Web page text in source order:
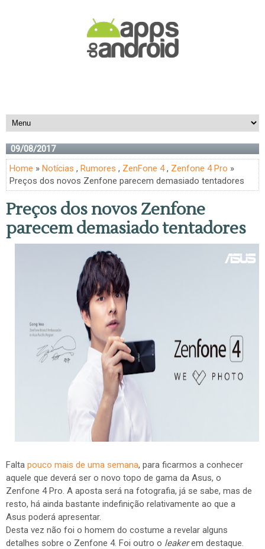
09/08/2017
Home » Notícias , Rumores , ZenFone 4, Zenfone 4 Pro »
Preços dos novos Zenfone parecem demasiado tentadores
Preços dos novos Zenfone
parecem demasiado tentadores
Falta pouco mais de uma semana, para ficarmos a conhecer
aquele que deverá ser o novo topo de gama da Asus, o
Zenfone 4 Pro. A aposta será na fotografia, já se sabe, mas de
resto, há ainda bastante indefinição relativamente ao que a
Asus poderá apresentar.
Desta vez não foi o homem do costume a revelar alguns
detalhes sobre o Zenfone 4. Foi outro o leakerem destaque.